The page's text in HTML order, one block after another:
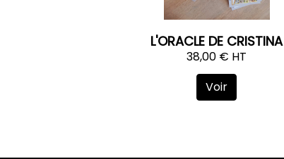
L'ORACLE DE CRISTINA
38,00 € HT
Voir